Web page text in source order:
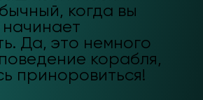
когда вы
начинает
Да, это немного
корабля,
приноровиться!